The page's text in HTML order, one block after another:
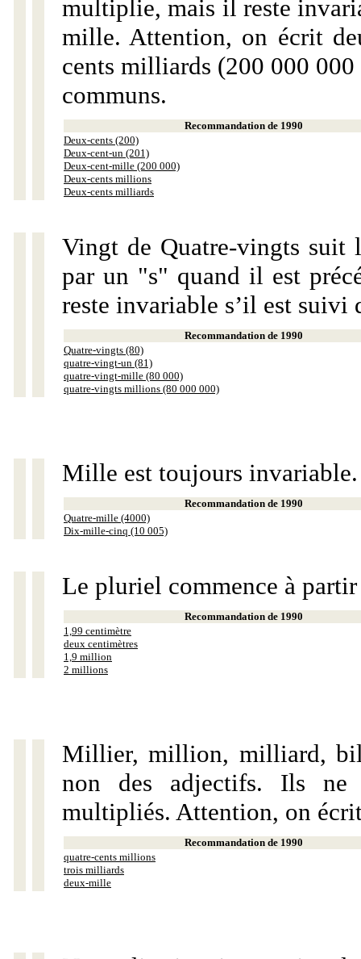
multiplie, mais il reste
mille. Attention, on écrit
cents milliards (200 000
communs.
Recommandation de 1990
Deux-cents (200)
Deux-cent-un (201)
Deux-cent-mille (200 000)
Deux-cents millions
Deux-cents milliards
Vingt de Quatre-vingts suit
par un "s" quand il est
reste invariable s’il est suivi
Recommandation de 1990
Quatre-vingts (80)
quatre-vingt-un (81)
quatre-vingt-mille (80 000)
quatre-vingts millions (80 000 000)
Mille est toujours invariable.
Recommandation de 1990
Quatre-mille (4000)
Dix-mille-cinq (10 005)
Le pluriel commence à
Recommandation de 1990
1,99 centimètre
deux centimètres
1,9 million
2 millions
Millier, million, milliard,
non des adjectifs. Ils ne
multipliés. Attention, on
Recommandation de 1990
quatre-cents millions
trois milliards
deux-mille